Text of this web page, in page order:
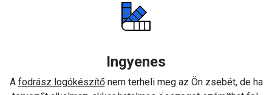
Ingyenes
A fodrász logókészítőnem terheli meg az Ön zsebét, de ha